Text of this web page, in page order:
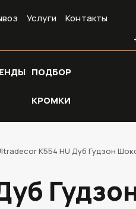
Услуги Контакты
ПОДБОР
КРОМКИ
K554 HU Дуб Гудзон